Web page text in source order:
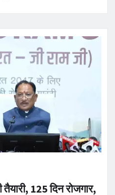
125 दिन रोजगार,